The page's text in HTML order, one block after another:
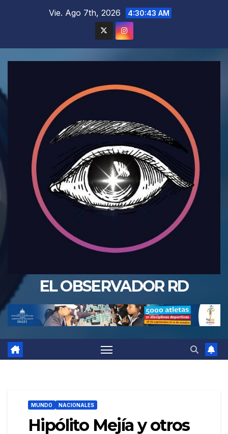
Vie. Ago 7th, 2026 4:30:44 AM
EL OBSERVADOR RD
MUNDO NACIONALES
Hipólito Mejía y otros